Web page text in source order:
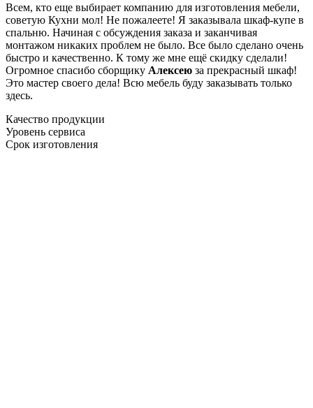
Всем, кто еще выбирает компанию для изготовления мебели,
советую Кухни мол! Не пожалеете! Я заказывала шкаф-купе в
спальню. Начиная с обсуждения заказа и заканчивая
монтажом никаких проблем не было. Все было сделано очень
быстро и качественно. К тому же мне ещё скидку сделали!
Огромное спасибо сборщику Алексею за прекрасный шкаф!
Это мастер своего дела! Всю мебель буду заказывать только
здесь.
Качество продукции
Уровень сервиса
Срок изготовления